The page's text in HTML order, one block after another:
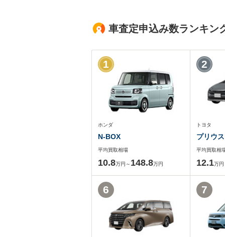
車査定申込み数ランキン
ホンダ
N-BOX
平均買取相場
10.8万円～ 148.8万円
1
トヨタ
プリウス
平均買取相
12.1万円
2
6 7